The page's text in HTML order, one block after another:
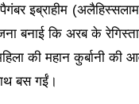
इब्राहीम
कि अरब के
की महान कुर्बानी की
बस गईं।